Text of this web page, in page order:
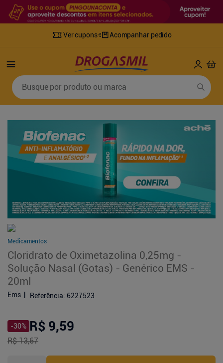
Ver cupons Acompanhar pedido
Busque por produto ou marca
Medicamentos
Cloridrato de Oximetazolina 0,25mg -
Solução Nasal (Gotas) - Genérico EMS -
20ml
Ems Referência: 6227523
-30% R$ 9,59
R$ 13,67
Termos mais buscados
3º
retinol
4º
fralda geriatrica
desodorante
9º
fralda xg
10º shampoo